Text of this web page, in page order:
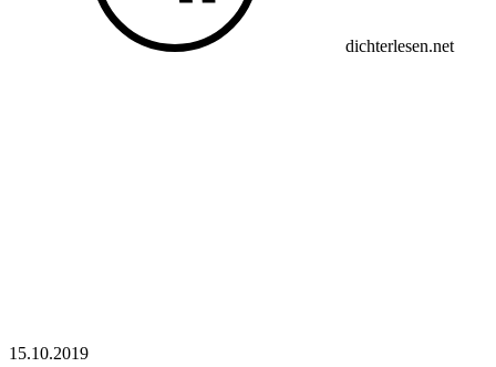
dichterlesen.net
15.10.2019